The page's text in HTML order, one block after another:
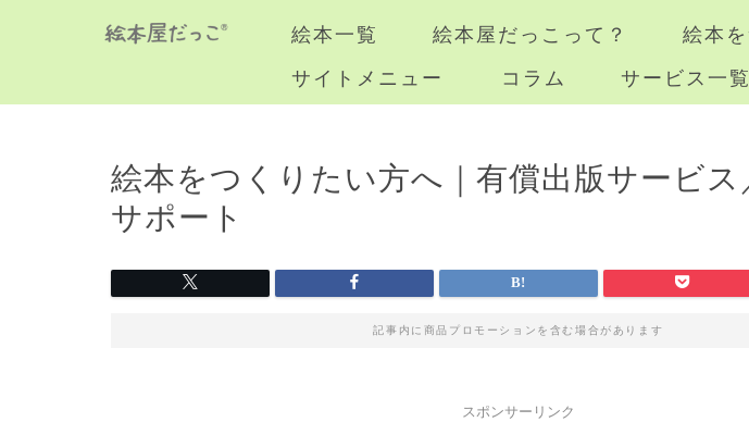
絵本一覧 絵本屋だっこって？ 絵本
サイトメニュー
コラム サービス一覧
絵本をつくりたい方へ｜有償出版サービス
サポート
記事内に商品プロモーションを含む場合があります
スポンサーリンク